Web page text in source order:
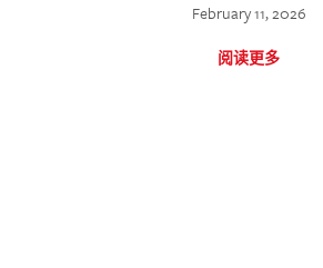
February 11, 2026
阅读更多